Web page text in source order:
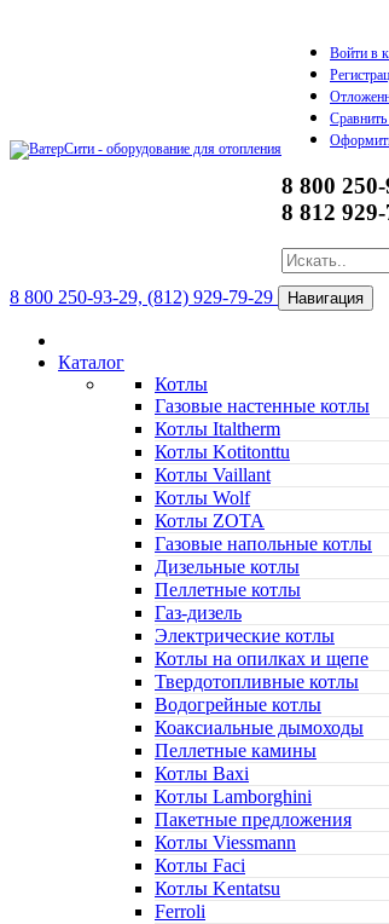
Войти в
8 800
8 812
8 800 250-93-29, (812) 929-79-29 Навигация
Каталог
Котлы
Газовые настенные котлы
Котлы Italtherm
Котлы Kotitonttu
Котлы Vaillant
Котлы Wolf
Котлы ZOTA
Газовые напольные котлы
Дизельные котлы
Пеллетные котлы
Газ-дизель
Электрические котлы
Котлы на опилках и щепе
Твердотопливные котлы
Водогрейные котлы
Коаксиальные дымоходы
Пеллетные камины
Котлы Baxi
Котлы Lamborghini
Пакетные предложения
Котлы Viessmann
Котлы Faci
Котлы Kentatsu
Ferroli